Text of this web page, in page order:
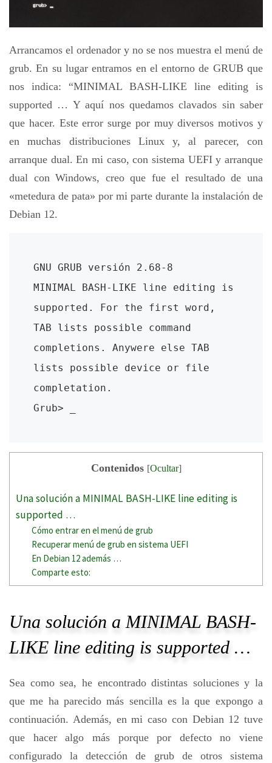
Arrancamos el ordenador y no se nos muestra el menú de
grub. En su lugar entramos en el entorno de GRUB que
nos indica: “MINIMAL BASH-LIKE line editing is
supported … Y aquí nos quedamos clavados sin saber
que hacer. Este error surge por muy diversos motivos y
en muchas distribuciones Linux y, al parecer, con
arranque dual. En mi caso, con sistema UEFI y arranque
dual con Windows, creo que fue el resultado de una
«metedura de pata» por mi parte durante la instalación de
Debian 12.
GNU GRUB versión 2.68-8
MINIMAL BASH-LIKE line editing is
supported. For the first word,
TAB lists possible command
completions. Anywere else TAB
lists possible device or file
completation.
Grub> _
Contenidos [Ocultar]
Una solución a MINIMAL BASH-LIKE line editing is
supported …
Cómo entrar en el menú de grub
Recuperar menú de grub en sistema UEFI
En Debian 12 además …
Comparte esto:
Una solución a MINIMAL BASH-
LIKE line editing is supported …
Sea como sea, he encontrado distintas soluciones y la
que me ha parecido más sencilla es la que expongo a
continuación. Además, en mi caso con Debian 12 tuve
que hacer algo más porque por defecto no viene
configurado la detección de grub de otros sistema